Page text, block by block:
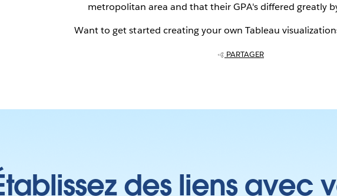
metropolitan area and that their GPA's differed greatly
Want to get started creating your own Tableau
PARTAGER
des liens avec